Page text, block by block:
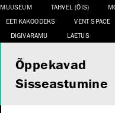
MUUSEUM TAHVEL (ÕIS)
EETIKAKOODEKS VENT SPACE
DIGIVARAMU LAETUS
Õppekavad
Sisseastumine